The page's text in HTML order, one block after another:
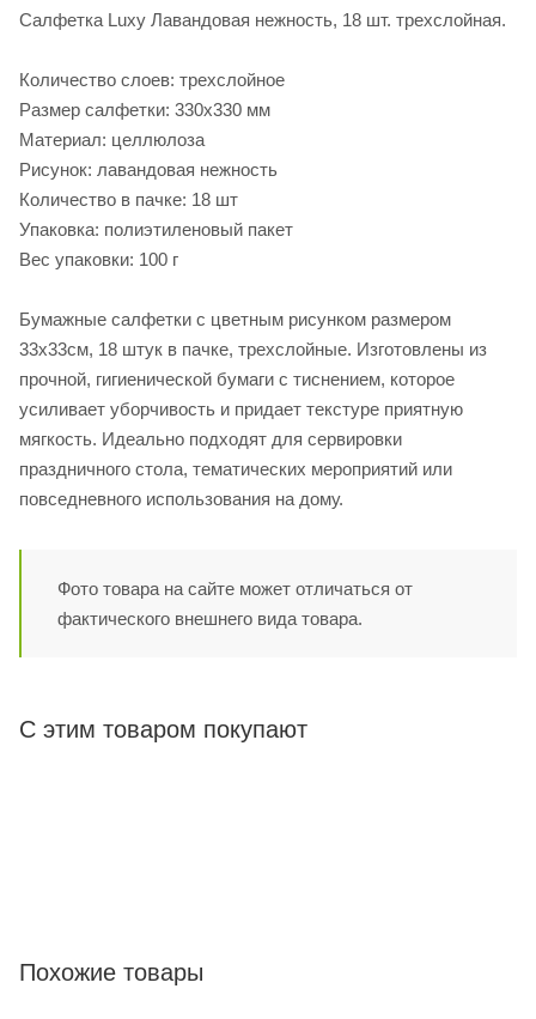
Салфетка Luxy Лавандовая нежность, 18 шт. трехслойная.
Количество слоев: трехслойное
Размер салфетки: 330х330 мм
Материал: целлюлоза
Рисунок: лавандовая нежность
Количество в пачке: 18 шт
Упаковка: полиэтиленовый пакет
Вес упаковки: 100 г
Бумажные салфетки с цветным рисунком размером
33х33см, 18 штук в пачке, трехслойные. Изготовлены из
прочной, гигиенической бумаги с тиснением, которое
усиливает уборчивость и придает текстуре приятную
мягкость. Идеально подходят для сервировки
праздничного стола, тематических мероприятий или
повседневного использования на дому.
Фото товара на сайте может отличаться от
фактического внешнего вида товара.
С этим товаром покупают
Похожие товары